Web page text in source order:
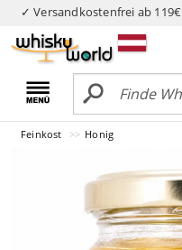
✓ Versandkostenfrei ab 119€
Feinkost Honig